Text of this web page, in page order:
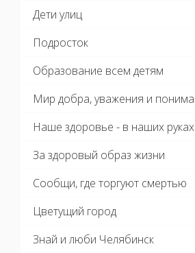
Дети улиц
Подросток
Образование всем детям
Мир добра, уважения и
Наше здоровье - в наших руках
За здоровый образ жизни
Сообщи, где торгуют смертью
Цветущий город
Знай и люби Челябинск